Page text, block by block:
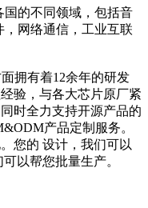
国的不同领域，包括音
网络通信，工业互联
拥有着12余年的研发
验，与各大芯片原厂紧
时全力支持开源产品的
产品定制服务。
您的 设计，我们可以
以帮您批量生产。